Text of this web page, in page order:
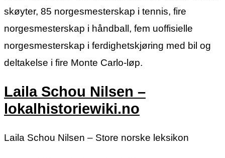
skøyter, 85 norgesmesterskap i tennis, fire
norgesmesterskap i håndball, fem uoffisielle
norgesmesterskap i ferdighetskjøring med bil og
deltakelse i fire Monte Carlo-løp.
Laila Schou Nilsen –
lokalhistoriewiki.no
Laila Schou Nilsen – Store norske leksikon